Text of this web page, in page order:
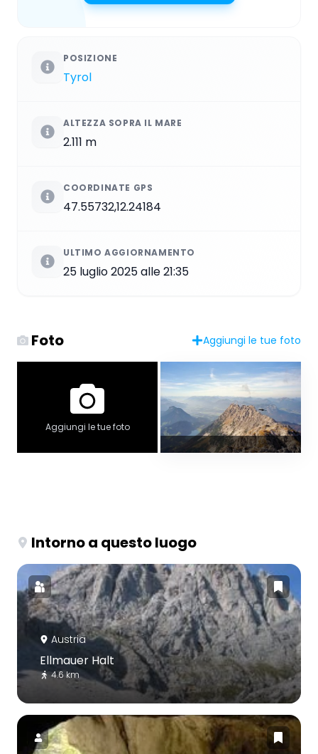
POSIZIONE
Tyrol
ALTEZZA SOPRA IL MARE
2.111 m
COORDINATE GPS
47.55732,12.24184
ULTIMO AGGIORNAMENTO
25 luglio 2025 alle 21:35
Foto Aggiungi le tue foto
Aggiungi le tue foto
Intorno a questo luogo
Austria
Ellmauer Halt
4.6 km